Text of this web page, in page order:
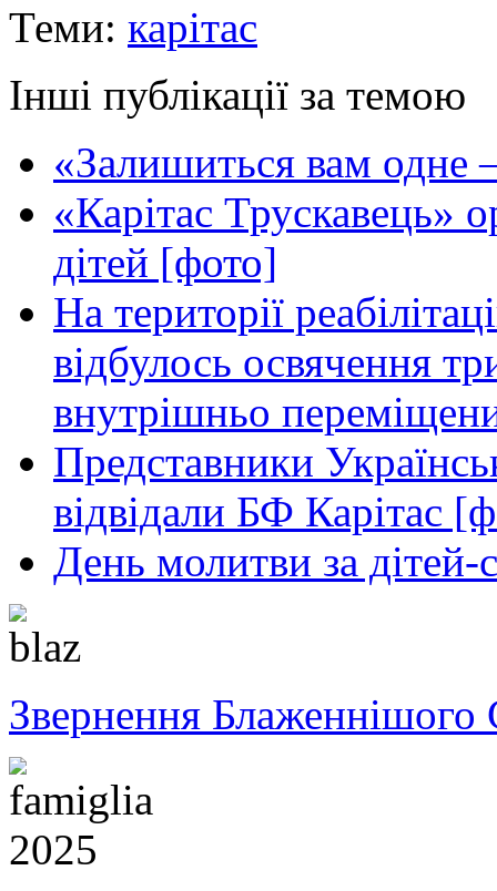
Теми: карітас
Інші публікації за темою
«Залишиться вам
«Карітас Трускавець»
дітей [фото]
На території
відбулось освячення
внутрішньо
Представники
відвідали БФ Карітас
День молитви за дітей-
Звернення Блаженнішого